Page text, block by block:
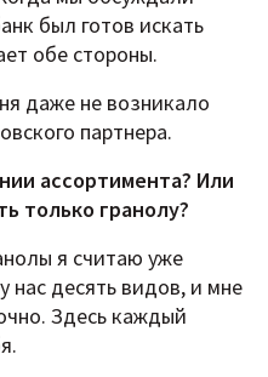
был готов искать
обе стороны.
даже не возникало
партнера.
ассортимента? Или
только гранолу?
я считаю уже
нас десять видов, и мне
Здесь каждый